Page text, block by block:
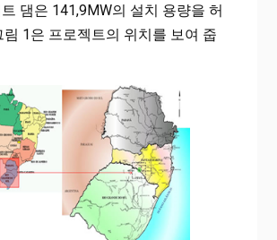
댐은 141,9MW의 설치 용량을 허
림 1은 프로젝트의 위치를 보여 줍